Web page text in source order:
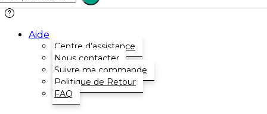
Aide
Centre d’assistance
Nous contacter
Suivre ma commande
Politique de Retour
FAQ